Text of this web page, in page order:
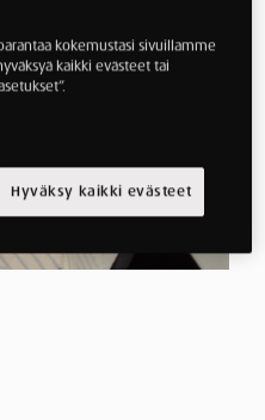
kokemustasi sivuillamme
kaikki evästeet tai
Hyväksy kaikki evästeet